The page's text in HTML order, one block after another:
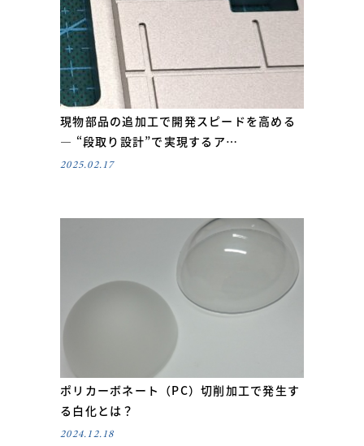
現物部品の追加工で開発スピードを高める
― “段取り設計”で実現するア…
2025.02.17
ポリカーボネート（PC）切削加工で発生す
る白化とは？
2024.12.18